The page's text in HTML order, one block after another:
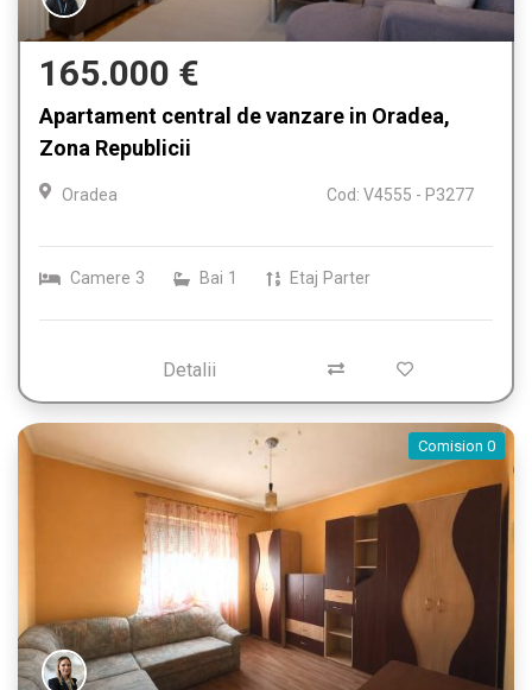
165.000 €
Apartament central de vanzare in Oradea,
Zona Republicii
Oradea Cod: V4555 - P3277
Camere 3 Bai 1 Etaj Parter
Detalii
Comision 0